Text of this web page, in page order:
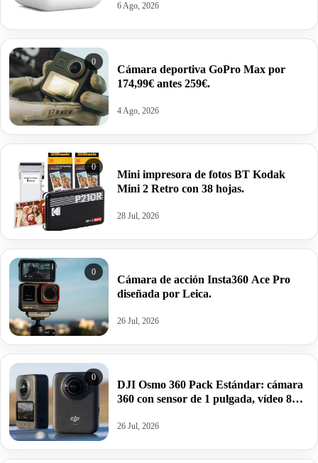
6 Ago, 2026
0
Cámara deportiva GoPro Max por
174,99€ antes 259€.
4 Ago, 2026
0
Mini impresora de fotos BT Kodak
Mini 2 Retro con 38 hojas.
28 Jul, 2026
0
Cámara de acción Insta360 Ace Pro
diseñada por Leica.
26 Jul, 2026
0
DJI Osmo 360 Pack Estándar: cámara
360 con sensor de 1 pulgada, vídeo 8K y
26 Jul, 2026